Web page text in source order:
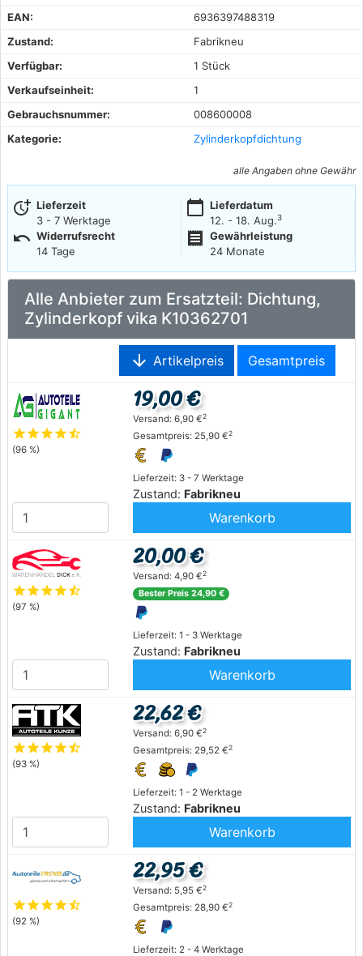
EAN:
6936397488319
Zustand:
Fabrikneu
Verfügbar:
1 Stück
Verkaufseinheit:
1
Gebrauchsnummer:
008600008
Kategorie:
Zylinderkopfdichtung
alle Angaben ohne Gewähr
more_time Lieferzeit
3 - 7 Werktage
calendar_today Lieferdatum
12. - 18. Aug.3
undo Widerrufsrecht
14 Tage
receipt
Gewährleistung
24 Monate
Alle Anbieter zum Ersatzteil: Dichtung,
Zylinderkopf vika K10362701
arrow_downward Artikelpreis Gesamtpreis
starstarstarstarstar_half
(96 %)
Lieferzeit: 3 - 7 Werktage
Zustand: Fabrikneu
19,00 €
Versand: 6,90 €2
Gesamtpreis: 25,90 €2
Warenkorb
starstarstarstarstar_half
(97 %)
Lieferzeit: 1 - 3 Werktage
Zustand: Fabrikneu
20,00 €
Versand: 4,90 €2
Bester Preis 24,90 €
Warenkorb
starstarstarstarstar_half
(93 %)
Lieferzeit: 1 - 2 Werktage
Zustand: Fabrikneu
22,62 €
Versand: 6,90 €2
Gesamtpreis: 29,52 €2
Warenkorb
starstarstarstarstar_half
(92 %)
Lieferzeit: 2 - 4 Werktage
22,95 €
Versand: 5,95 €2
Gesamtpreis: 28,90 €2